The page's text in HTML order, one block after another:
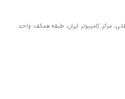
مرکز کامپیوتر ایران، طبقه همکف، واحد